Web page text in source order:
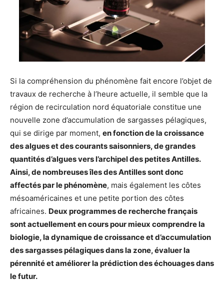
Si la compréhension du phénomène fait encore l’objet de
travaux de recherche à l’heure actuelle, il semble que la
région de recirculation nord équatoriale constitue une
nouvelle zone d’accumulation de sargasses pélagiques,
qui se dirige par moment, en fonction de la croissance
des algues et des courants saisonniers, de grandes
quantités d’algues vers l’archipel des petites Antilles.
Ainsi, de nombreuses îles des Antilles sont donc
affectés par le phénomène, mais également les côtes
mésoaméricaines et une petite portion des côtes
africaines. Deux programmes de recherche français
sont actuellement en cours pour mieux comprendre la
biologie, la dynamique de croissance et d’accumulation
des sargasses pélagiques dans la zone, évaluer la
pérennité et améliorer la prédiction des échouages dans
le futur.